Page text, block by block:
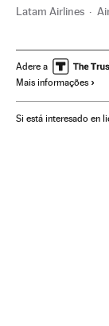
Latam Airlines
Empresas
América do Sul
América
Adere a
Mais informações
Si está interesado en